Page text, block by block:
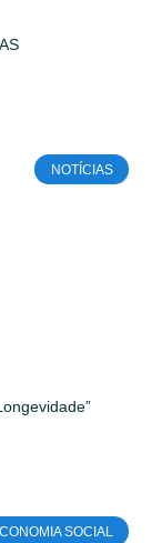
NOTÍCIAS
SOCIAL